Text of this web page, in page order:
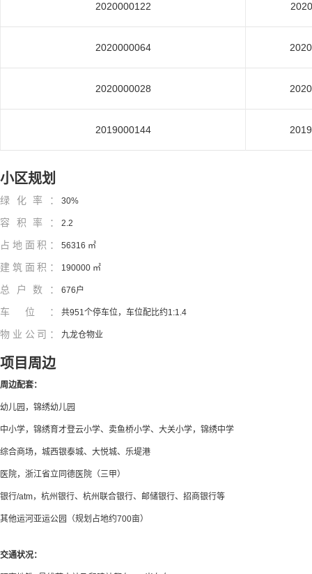
2020000122
2020000064
2020000028
2019000144
小区规划
绿化率： 30%
容积率： 2.2
占地面积： 56316 ㎡
建筑面积： 190000 ㎡
总户数： 676户
车位： 共951个停车位，车位配比约1:1.4
物业公司： 九龙仓物业
项目周边
周边配套：
幼儿园，锦绣幼儿园
中小学，锦绣育才登云小学、卖鱼桥小学、大关小学，锦绣中学
综合商场，城西银泰城、大悦城、乐堤港
医院，浙江省立同德医院（三甲）
银行/atm，杭州银行、杭州联合银行、邮储银行、招商银行等
其他运河亚运公园（规划占地约700亩）
交通状况：